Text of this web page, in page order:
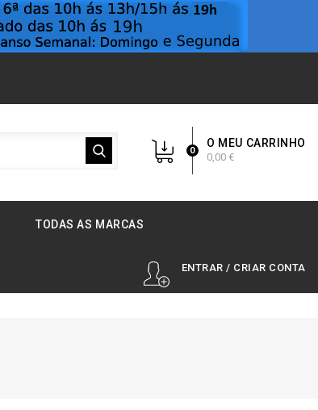
O MEU CARRINHO
0
0,00 €
TODAS AS MARCAS
ENTRAR / CRIAR CONTA